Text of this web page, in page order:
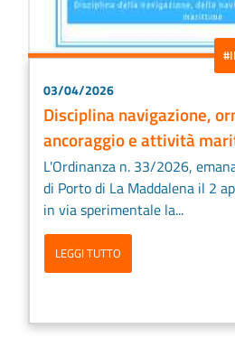
03/04/2026
Disciplina navigazione,
ancoraggio e attività
L'Ordinanza n. 33/2026,
di Porto di La Maddalena il 2
in via sperimentale la...
LEGGI TUTTO